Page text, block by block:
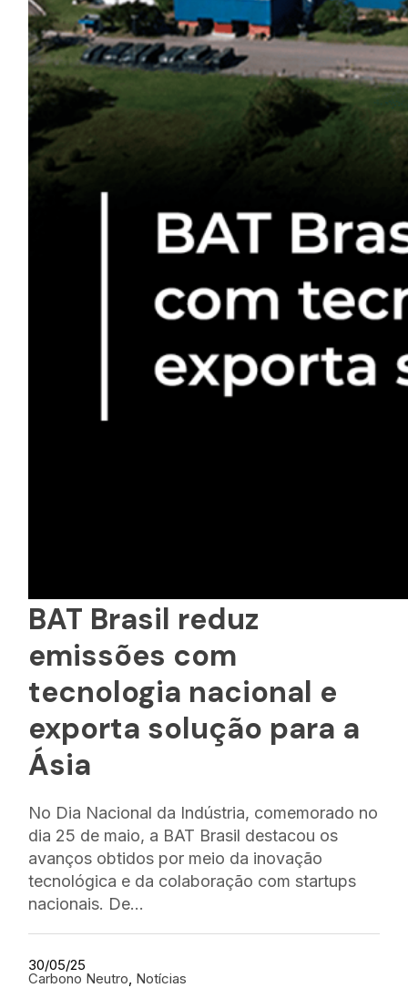
BAT Brasil reduz
emissões com
tecnologia nacional e
exporta solução para a
Ásia
No Dia Nacional da Indústria, comemorado no
dia 25 de maio, a BAT Brasil destacou os
avanços obtidos por meio da inovação
tecnológica e da colaboração com startups
nacionais. De…
30/05/25
Carbono Neutro, Notícias